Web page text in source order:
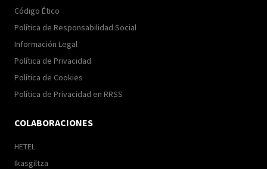
Código Ético
Política de Responsabilidad Social
Información Legal
Política de Privacidad
Política de Cookies
Política de Privacidad en RRSS
COLABORACIONES
HETEL
Ikasgiltza